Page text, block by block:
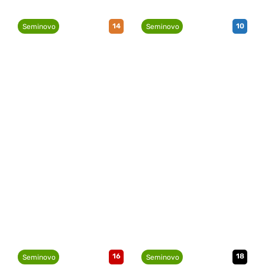
Seminovo 14 Seminovo 10
Seminovo 16 Seminovo 18